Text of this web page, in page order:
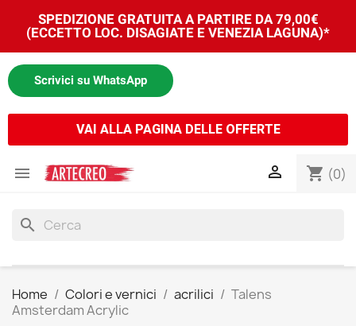
SPEDIZIONE GRATUITA A PARTIRE DA 79,00€
(ECCETTO LOC. DISAGIATE E VENEZIA LAGUNA)*
Scrivici su WhatsApp
VAI ALLA PAGINA DELLE OFFERTE
 shopping_cart (0)

search
Home Colori e vernici acrilici
Talens
Amsterdam Acrylic